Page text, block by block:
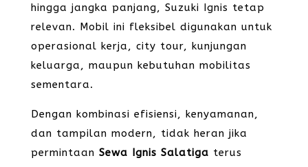
hingga jangka panjang, Suzuki Ignis tetap
relevan. Mobil ini fleksibel digunakan untuk
operasional kerja, city tour, kunjungan
keluarga, maupun kebutuhan mobilitas
sementara.
Dengan kombinasi efisiensi, kenyamanan,
dan tampilan modern, tidak heran jika
permintaan Sewa Ignis Salatiga terus